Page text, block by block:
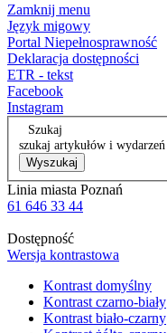
Zamknij menu
Język migowy
Portal Niepełnosprawność
Deklaracja dostępności
ETR - tekst
Facebook
Instagram
Szukaj
szukaj artykułów i wydarzeń
Wyszukaj
Linia miasta Poznań
61 646 33 44
Dostępność
Wersja kontrastowa
Kontrast domyślny
Kontrast czarno-biały
Kontrast biało-czarny